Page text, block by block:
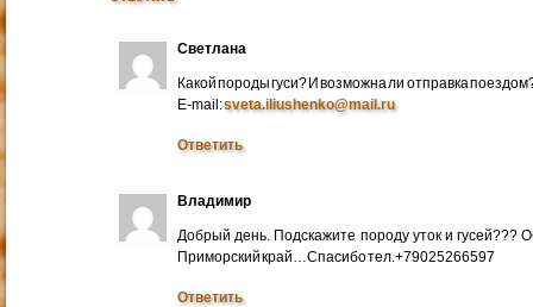
Светлана
Какой породы гуси? И возможна ли отправка
E-mail:sveta.iliushenko@mail.ru
Ответить
Владимир
Добрый день. Подскажите породу уток и гусей???
Приморский край…Спасибо тел.+79025266597
Ответить